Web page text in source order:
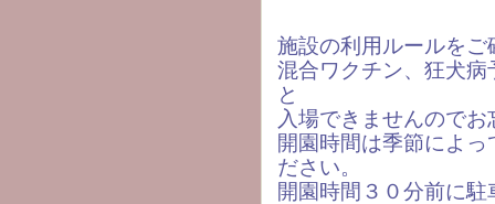
施設の利用ルールをご
混合ワクチン、狂犬
と
入場できませんので
開園時間は季節によ
ださい。
開園時間３０分前に